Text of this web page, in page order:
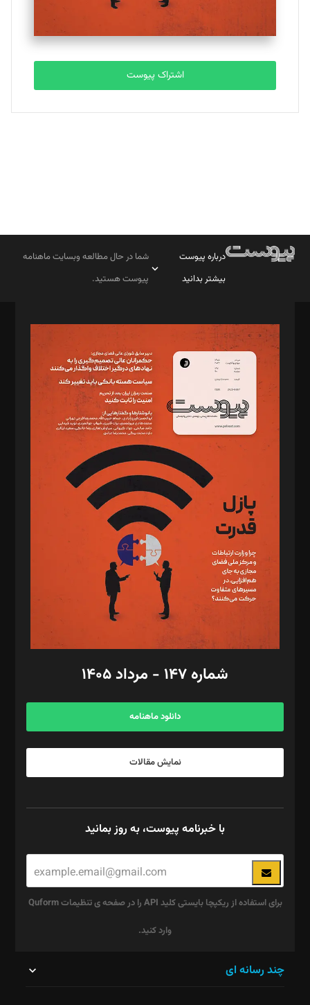
مصطفی مسجدی آرانی
تحریریه
بابک نقاش
تحریریه
اشتراک پیوست
درباره پیوست
بیشتر بدانید
شما در حال مطالعه وبسایت ماهنامه
پیوست هستید.
مدیر مسئول: محمدباقر اثنی‌عشری
سردبیر: مهرک محمودی
دبیر تحریریه: میثم قاسمی
د‌بیر ناداستان: سمانه سمیع
د‌بیر خدمت و تجارت: ابوالفضل رجبی
د‌بیر حقوق فناوری: حسام‌الدین ایپکچی
د‌بیر پیوست جهان: مینا پاکدل
د‌بیر تحریریه آنلاین: بابک نقاش
تحریریه‌: مجتبی محمود‌ی، آرش برهمند، یسنا امان‌پور، سروش کرمیان،
مصطفی مسجدی آرانی، ابوالفضل رجبی، زهرا فکرانه، فائزه فتحی
رستمی،مصطفی باستان
ویرایش: نگار استاد‌‌آقا
طراح یونیفرم: مجید توکلی
فیلمبرداری و عکاسی: امیر شفیعی، مانی لطفی زاده
گرافیک و صفحه‌آرایی: سید‌سبحان‌علی ثابت
مد‌یر توسعه تجاری: کامبیز برید‌
امور مالی: شاپور رهبری، محمد‌ کاظمی‌نیا
آگهی و مشترکین: ۰۹۱۹۹۹۹۰۴۵۴
شماره ۱۴۷ - مرداد ۱۴۰۵
دانلود ماهنامه
نمایش مقالات
با خبرنامه پیوست، به روز بمانید
برای استفاده از ریکپچا بایستی کلید API را در صفحه ی تنظیمات Quform
وارد کنید.
چند رسانه ای